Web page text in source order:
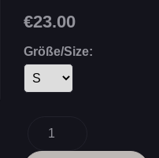
€23.00
Größe/Size: